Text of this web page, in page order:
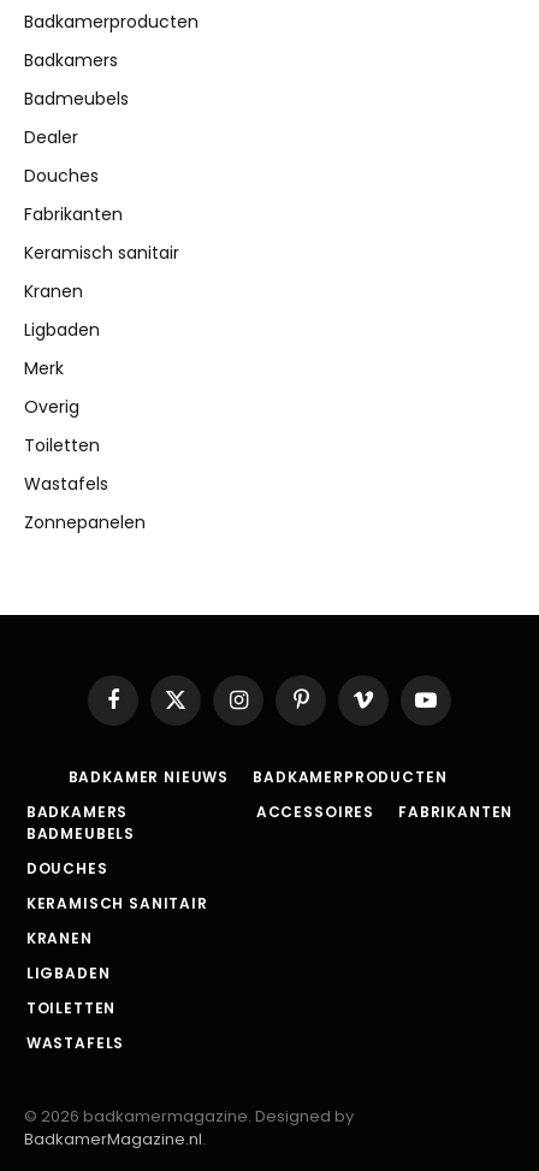
Badkamerproducten
Badkamers
Badmeubels
Dealer
Douches
Fabrikanten
Keramisch sanitair
Kranen
Ligbaden
Merk
Overig
Toiletten
Wastafels
Zonnepanelen
Facebook
X
(Twitter)
InstagramPinterestVimeo YouTube
BADKAMER NIEUWS
BADKAMERPRODUCTEN
BADKAMERS
BADMEUBELS
DOUCHES
KERAMISCH SANITAIR
KRANEN
LIGBADEN
TOILETTEN
WASTAFELS
ACCESSOIRES FABRIKANTEN
© 2026 badkamermagazine. Designed by
BadkamerMagazine.nl.